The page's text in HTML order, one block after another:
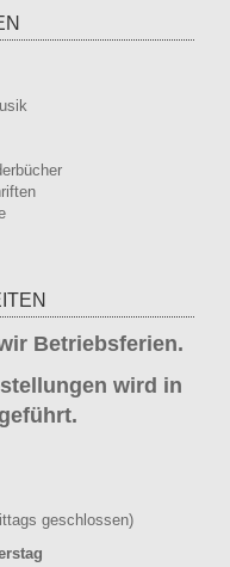
Betriebsferien.
wird in
geschlossen)